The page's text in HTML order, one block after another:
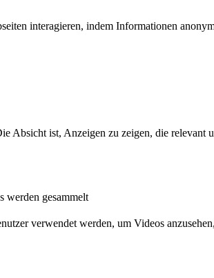
interagieren, indem Informationen
Absicht ist, Anzeigen zu zeigen, die
werden gesammelt
verwendet werden, um Videos